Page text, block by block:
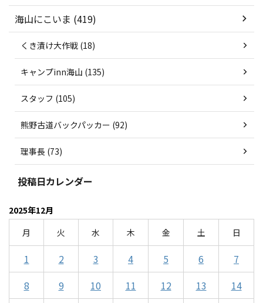
海山にこいま (419)
くき漬け大作戦 (18)
キャンプinn海山 (135)
スタッフ (105)
熊野古道バックパッカー (92)
理事長 (73)
投稿日カレンダー
2025年12月
月
火 水 木 金 土 日
1 2 3 4 5 6
7
8
9 10 11 12 13
14